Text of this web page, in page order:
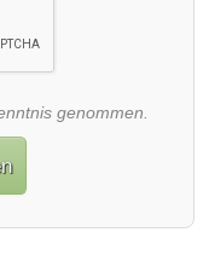
genommen.